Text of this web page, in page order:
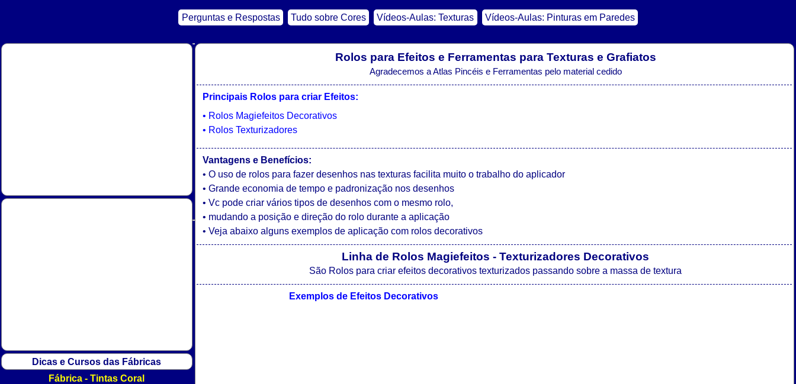
Perguntas e Respostas Tudo sobre Cores Vídeos-Aulas: Texturas Vídeos-Aulas: Pinturas em Paredes
Rolos para Efeitos e Ferramentas para Texturas e Grafiatos
Agradecemos a Atlas Pincéis e Ferramentas pelo material cedido
Principais Rolos para criar Efeitos:
• Rolos Magiefeitos Decorativos
• Rolos Texturizadores
Vantagens e Benefícios:
• O uso de rolos para fazer desenhos nas texturas facilita muito o trabalho do aplicador
• Grande economia de tempo e padronização nos desenhos
• Vc pode criar vários tipos de desenhos com o mesmo rolo,
• mudando a posição e direção do rolo durante a aplicação
• Veja abaixo alguns exemplos de aplicação com rolos decorativos
Linha de Rolos Magiefeitos - Texturizadores Decorativos
São Rolos para criar efeitos decorativos texturizados passando sobre a massa de textura
Exemplos de Efeitos Decorativos
Dicas e Cursos das Fábricas
Fábrica - Tintas Coral